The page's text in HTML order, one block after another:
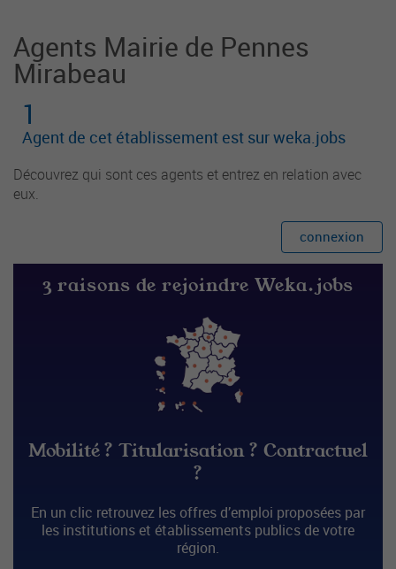
Agents Mairie de Pennes
Mirabeau
1
Agent de cet établissement est sur weka.jobs
Découvrez qui sont ces agents et entrez en relation avec
eux.
connexion
3 raisons de rejoindre Weka.jobs
Mobilité ? Titularisation ? Contractuel
?
En un clic retrouvez les offres d’emploi proposées par
les institutions et établissements publics de votre
région.